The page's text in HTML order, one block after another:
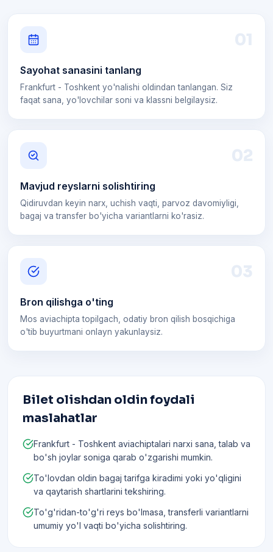
01
Sayohat sanasini tanlang
Frankfurt - Toshkent yo'nalishi oldindan tanlangan. Siz
faqat sana, yo'lovchilar soni va klassni belgilaysiz.
02
Mavjud reyslarni solishtiring
Qidiruvdan keyin narx, uchish vaqti, parvoz davomiyligi,
bagaj va transfer bo'yicha variantlarni ko'rasiz.
03
Bron qilishga o'ting
Mos aviachipta topilgach, odatiy bron qilish bosqichiga
o'tib buyurtmani onlayn yakunlaysiz.
Bilet olishdan oldin foydali
maslahatlar
Frankfurt - Toshkent aviachiptalari narxi sana, talab va
bo'sh joylar soniga qarab o'zgarishi mumkin.
To'lovdan oldin bagaj tarifga kiradimi yoki yo'qligini
va qaytarish shartlarini tekshiring.
To'g'ridan-to'g'ri reys bo'lmasa, transferli variantlarni
umumiy yo'l vaqti bo'yicha solishtiring.